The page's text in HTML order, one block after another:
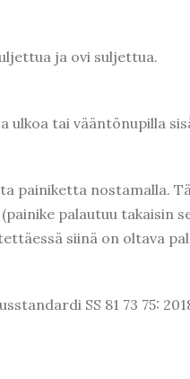
ja ovi suljettua.
ulkoa tai vääntönupilla
painiketta nostamalla.
palautuu takaisin
siinä on oltava
SS 81 73 75: